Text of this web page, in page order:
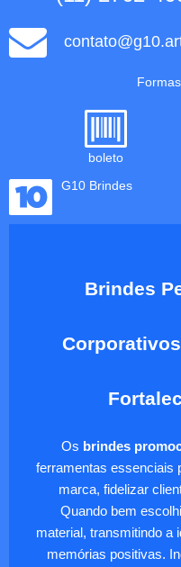
boleto
G10 Brindes
Brindes
Os brindes
ferramentas essenciais
marca, fidelizar
Quando bem
material, transmitindo a
memórias positivas.